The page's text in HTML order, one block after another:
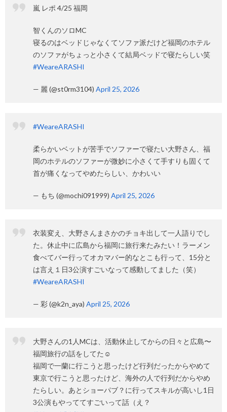
嵐 レポ 4/25 福岡
智くんのソロMC
寝るのはベッドじゃなくてソファ派だけど福岡のホテル
のソファがちょっと小さくて結局ベッドで寝たらしい笑
#WeareARASHI
— 麗 (@st0rm3104) April 25, 2026
#WeareARASHI
柔らかいベットが苦手でソファーで寝たい大野さん、福
岡のホテルのソファーが微妙に小さくて手すりも固くて
首が痛くなってやめたらしい、かわいい
— もち (@mochi091999) April 25, 2026
衣装変え、大野さんまさかのチョキ出して一人語りでし
た。休止中に広島から福岡に旅行来たみたい！ラーメン
食べてバー行ってオカマバー的なとこも行って、15分と
は言え１日3公演すごいなって感動してました（笑）
#WeareARASHI
— 彩 (@k2n_aya) April 25, 2026
大野さんの1人MCは、活動休止してからの日々と広島〜
福岡旅行の話をしてた☺️
福岡で一蘭に行こうと思ったけど行列だったからやめて
東京で行こうと思ったけど、海外の人で行列だからやめ
たらしい。あとショーパブ？に行ってスキルが高いし1日
3公演もやっててすごいって話（え？